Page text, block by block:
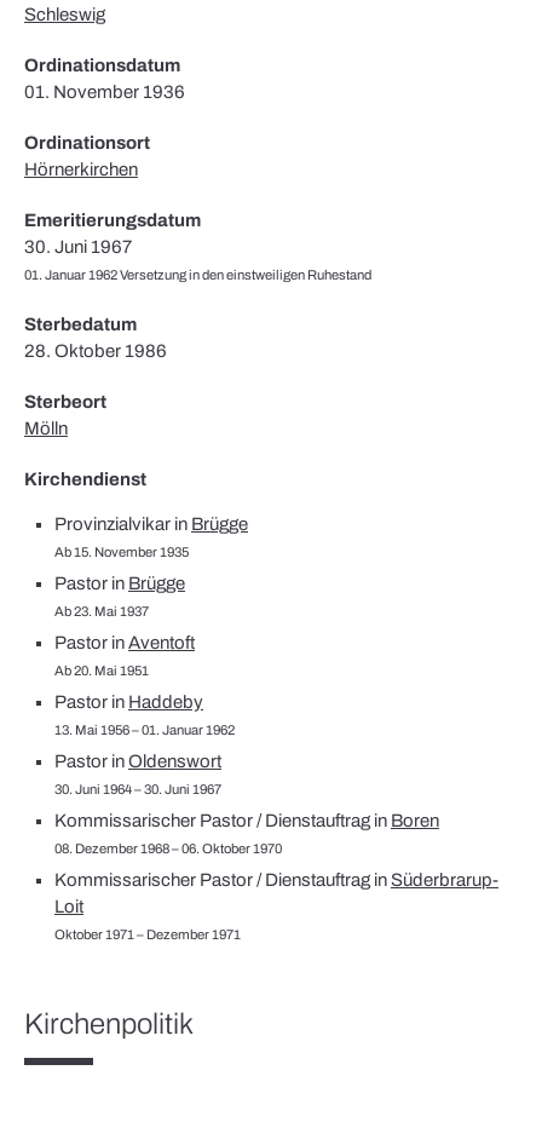
Schleswig
Ordinationsdatum
01. November 1936
Ordinationsort
Hörnerkirchen
Emeritierungsdatum
30. Juni 1967
01. Januar 1962 Versetzung in den einstweiligen Ruhestand
Sterbedatum
28. Oktober 1986
Sterbeort
Mölln
Kirchendienst
Provinzialvikar in Brügge
Ab 15. November 1935
Pastor in Brügge
Ab 23. Mai 1937
Pastor inAventoft
Ab 20. Mai 1951
Pastor in Haddeby
13. Mai 1956 – 01. Januar 1962
Pastor inOldenswort
30. Juni 1964 – 30. Juni 1967
Kommissarischer Pastor / Dienstauftrag in Boren
08. Dezember 1968 – 06. Oktober 1970
Kommissarischer Pastor / Dienstauftrag inSüderbrarup-
Loit
Oktober 1971 – Dezember 1971
Kirchenpolitik